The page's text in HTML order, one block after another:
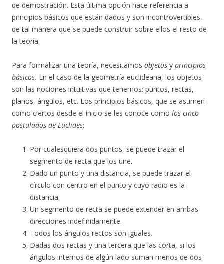
de demostración. Esta última opción hace referencia a
principios básicos que están dados y son incontrovertibles,
de tal manera que se puede construir sobre ellos el resto de
la teoría.
Para formalizar una teoría, necesitamos objetos y principios
básicos. En el caso de la geometría euclideana, los objetos
son las nociones intuitivas que tenemos: puntos, rectas,
planos, ángulos, etc. Los principios básicos, que se asumen
como ciertos desde el inicio se les conoce como los cinco
postulados de Euclides:
Por cualesquiera dos puntos, se puede trazar el
segmento de recta que los une.
Dado un punto y una distancia, se puede trazar el
círculo con centro en el punto y cuyo radio es la
distancia.
Un segmento de recta se puede extender en ambas
direcciones indefinidamente.
Todos los ángulos rectos son iguales.
Dadas dos rectas y una tercera que las corta, si los
ángulos internos de algún lado suman menos de dos